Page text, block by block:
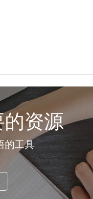
资源
的工具